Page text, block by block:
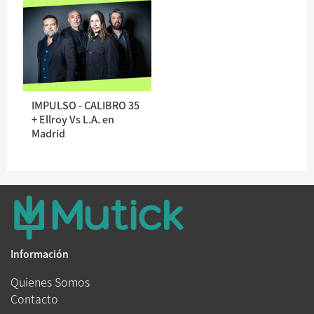
IMPULSO - CALIBRO 35
+ Ellroy Vs L.A. en
Madrid
Información
Quienes Somos
Contacto